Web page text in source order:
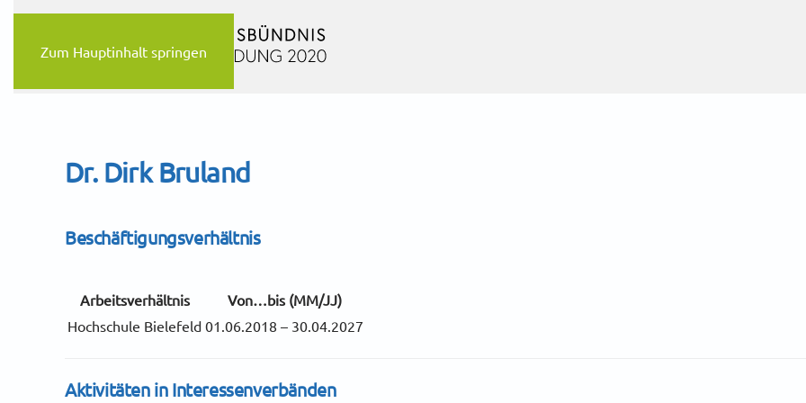
Zum Hauptinhalt springen
Dr. Dirk Bruland
Beschäftigungsverhältnis
Arbeitsverhältnis
Von…bis (MM/JJ)
Hochschule Bielefeld 01.06.2018 – 30.04.2027
Aktivitäten in Interessenverbänden